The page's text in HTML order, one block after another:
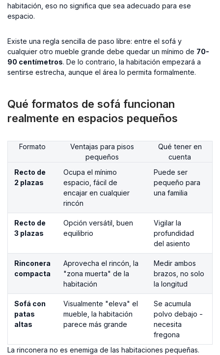
habitación, eso no significa que sea adecuado para ese
espacio.
Existe una regla sencilla de paso libre: entre el sofá y
cualquier otro mueble grande debe quedar un mínimo de 70-
90 centímetros. De lo contrario, la habitación empezará a
sentirse estrecha, aunque el área lo permita formalmente.
Qué formatos de sofá funcionan
realmente en espacios pequeños
Formato
Ventajas para pisos
pequeños
Qué tener en
cuenta
Recto de
2 plazas
Ocupa el mínimo
espacio, fácil de
encajar en cualquier
rincón
Puede ser
pequeño para
una familia
Recto de
3 plazas
Opción versátil, buen
equilibrio
Vigilar la
profundidad
del asiento
Rinconera
compacta
Aprovecha el rincón, la
"zona muerta" de la
habitación
Medir ambos
brazos, no solo
la longitud
Sofá con
patas
altas
Visualmente "eleva" el
mueble, la habitación
parece más grande
Se acumula
polvo debajo -
necesita
fregona
La rinconera no es enemiga de las habitaciones pequeñas.